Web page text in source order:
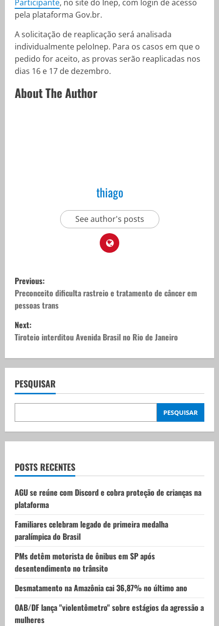
Participante, no site do Inep, com login de acesso
pela plataforma Gov.br.
A solicitação de reaplicação será analisada
individualmente peloInep. Para os casos em que o
pedido for aceito, as provas serão reaplicadas nos
dias 16 e 17 de dezembro.
About The Author
thiago
See author's posts
P
o
s
t
n
a
v
i
g
a
t
i
o
n
Previous:
Preconceito dificulta rastreio e tratamento de câncer em
pessoas trans
Next:
Tiroteio interditou Avenida Brasil no Rio de Janeiro
PESQUISAR
PESQUISAR
POSTS RECENTES
AGU se reúne com Discord e cobra proteção de crianças na
plataforma
Familiares celebram legado de primeira medalha
paralímpica do Brasil
PMs detêm motorista de ônibus em SP após
desentendimento no trânsito
Desmatamento na Amazônia cai 36,87% no último ano
OAB/DF lança "violentômetro" sobre estágios da agressão a
mulheres